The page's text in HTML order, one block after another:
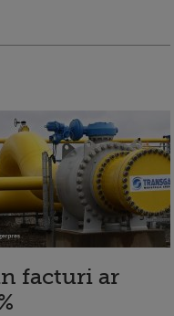
facturi ar